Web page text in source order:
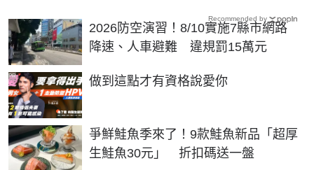
2026防空演習！8/10實施7縣市網路
降速、人車避難 違規罰15萬元
做到這點才有資格說愛你
PR
爭鮮鮭魚季來了！9款鮭魚新品「超厚
生鮭魚30元」 折扣碼送一盤
Recommended by